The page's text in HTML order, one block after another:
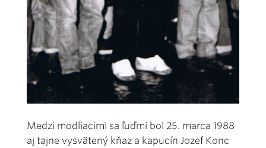
Medzi modliacimi sa ľuďmi bol 25. marca 1988
aj tajne vysvätený kňaz a kapucín Jozef Konc